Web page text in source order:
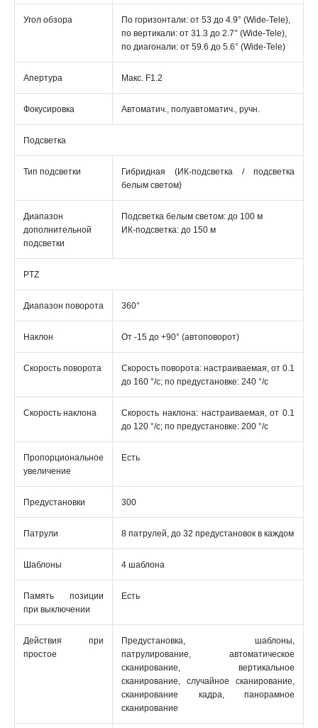
Угол обзора
По горизонтали: от 53 до 4.9° (Wide-Tele),
по вертикали: от 31.3 до 2.7° (Wide-Tele),
по диагонали: от 59.6 до 5.6° (Wide-Tele)
Апертура Макс. F1.2
Фокусировка Автоматич., полуавтоматич., ручн.
Подсветка
Тип подсветки
Гибридная (ИК-подсветка / подсветка
белым светом)
Диапазон
дополнительной
подсветки
Подсветка белым светом: до 100 м
ИК-подсветка: до 150 м
PTZ
Диапазон поворота 360°
Наклон От -15 до +90° (автоповорот)
Скорость поворота
Скорость поворота: настраиваемая, от 0.1
до 160 °/с; по предустановке: 240 °/с
Скорость наклона
Скорость наклона: настраиваемая, от 0.1
до 120 °/с; по предустановке: 200 °/с
Пропорциональное
увеличение
Есть
Предустановки 300
Патрули 8 патрулей, до 32 предустановок в каждом
Шаблоны 4 шаблона
Память позиции
при выключении
Есть
Действия при
простое
Предустановка, шаблоны,
патрулирование, автоматическое
сканирование, вертикальное
сканирование, случайное сканирование,
сканирование кадра, панорамное
сканирование